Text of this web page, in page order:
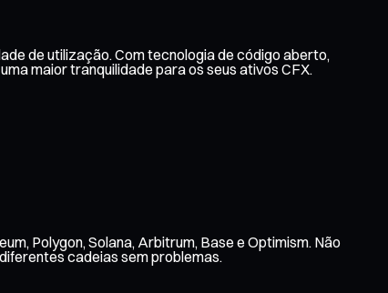
de utilização. Com tecnologia de código aberto,
maior tranquilidade para os seus ativos CFX.
Polygon, Solana, Arbitrum, Base e Optimism. Não
cadeias sem problemas.